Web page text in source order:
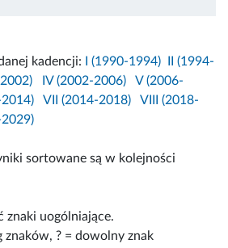
kadencji: I (1990-1994)
II (1994-
2002) IV (2002-2006)
V (2006-
VII (2014-2018)
VIII (2018-
2029)
sortowane są w kolejności
znaki uogólniające.
znaków, ? = dowolny znak